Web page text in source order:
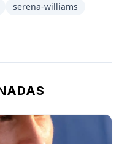
serena-williams